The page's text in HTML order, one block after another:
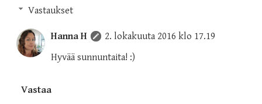
Vastaukset
Hanna H
2. lokakuuta 2016 klo 17.19
Hyvää sunnuntaita! :)
Vastaa